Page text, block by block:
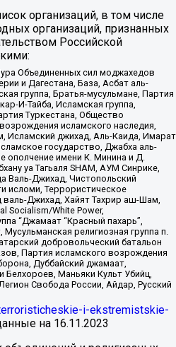
организаций, в том числе
организаций, признанных
Российской
Объединенных сил моджахедов
и Дагестана, База, Асбат аль-
группа, Братья-мусульмане, Партия
И-Тайба, Исламская группа,
Туркестана, Общество
исламского наследия,
джихад, Аль-Каида, Имарат
государство, Джабха аль-
имени К. Минина и Д.
уа Тагьаля SHAM, АУМ Синрике,
Валь-Джихад, Чистопольский
исломи, Террористическое
валь-Джихад, Хайят Тахрир аш-Шам,
Socialism/White Power,
“Джамаат “Красный пахарь”,
религиозная группа п.
добровольческий батальон
Партия исламского возрождения
Дуббайский джамаат,
Маньяки Культ Убийц,
Свобода России, Айдар, Русский
i-ekstremistskie-
на 16.11.2023